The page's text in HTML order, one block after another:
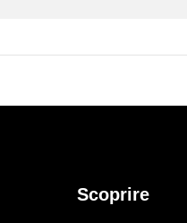
Scoprire